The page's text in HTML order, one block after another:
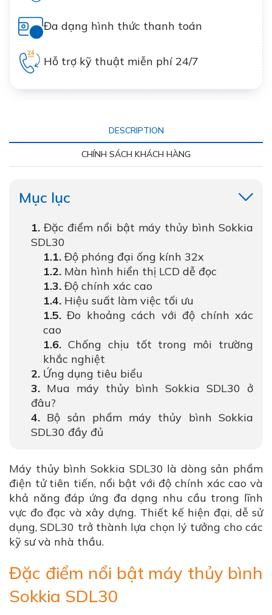
Đa dạng hình thức thanh toán
Hỗ trợ kỹ thuật miễn phí 24/7
DESCRIPTION
CHÍNH SÁCH KHÁCH HÀNG
Mục lục
Đặc điểm nổi bật máy thủy bình Sokkia
SDL30
Độ phóng đại ống kính 32x
Màn hình hiển thị LCD dễ đọc
Độ chính xác cao
Hiệu suất làm việc tối ưu
Đo khoảng cách với độ chính xác
cao
Chống chịu tốt trong môi trường
khắc nghiệt
Ứng dụng tiêu biểu
Mua máy thủy bình Sokkia SDL30 ở
đâu?
Bộ sản phẩm máy thủy bình Sokkia
SDL30 đầy đủ
Máy thủy bình Sokkia SDL30 là dòng sản phẩm
điện tử tiên tiến, nổi bật với độ chính xác cao và
khả năng đáp ứng đa dạng nhu cầu trong lĩnh
vực đo đạc và xây dựng. Thiết kế hiện đại, dễ sử
dụng, SDL30 trở thành lựa chọn lý tưởng cho các
kỹ sư và nhà thầu.
Đặc điểm nổi bật máy thủy bình
Sokkia SDL30